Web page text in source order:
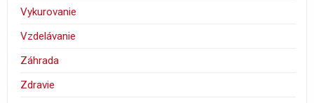
Vykurovanie
Vzdelávanie
Záhrada
Zdravie